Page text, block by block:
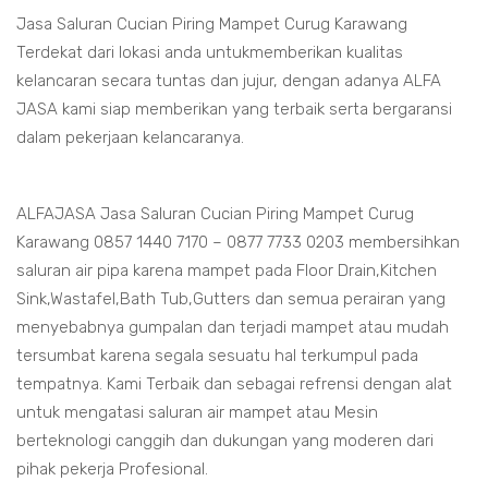
Jasa Saluran Cucian Piring Mampet Curug Karawang
Terdekat dari lokasi anda untukmemberikan kualitas
kelancaran secara tuntas dan jujur, dengan adanya ALFA
JASA kami siap memberikan yang terbaik serta bergaransi
dalam pekerjaan kelancaranya.
ALFAJASA Jasa Saluran Cucian Piring Mampet Curug
Karawang 0857 1440 7170 – 0877 7733 0203 membersihkan
saluran air pipa karena mampet pada Floor Drain,Kitchen
Sink,Wastafel,Bath Tub,Gutters dan semua perairan yang
menyebabnya gumpalan dan terjadi mampet atau mudah
tersumbat karena segala sesuatu hal terkumpul pada
tempatnya. Kami Terbaik dan sebagai refrensi dengan alat
untuk mengatasi saluran air mampet atau Mesin
berteknologi canggih dan dukungan yang moderen dari
pihak pekerja Profesional.